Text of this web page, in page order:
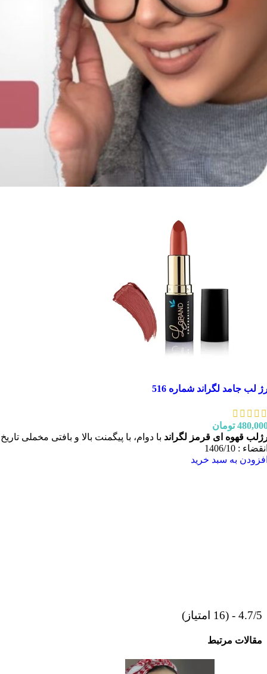
لب جامد لگراند شماره 516
تومان
قهوه ای قرمز لگراند با دوام، با پیگمنت بالا و بافتی مخملی تاریخ
: 1406/10
به سبد خرید
4.7/5 - (16 امتیاز)
مقالات مرتبط